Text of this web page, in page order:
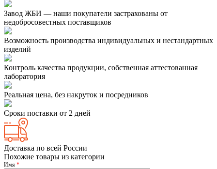
Завод ЖБИ — наши покупатели застрахованы от
недобросовестных поставщиков
Возможность производства индивидуальных и нестандартных
изделий
Контроль качества продукции, собственная аттестованная
лаборатория
Реальная цена, без накруток и посредников
Сроки поставки от 2 дней
Доставка по всей России
Похожие товары из категории
Имя *